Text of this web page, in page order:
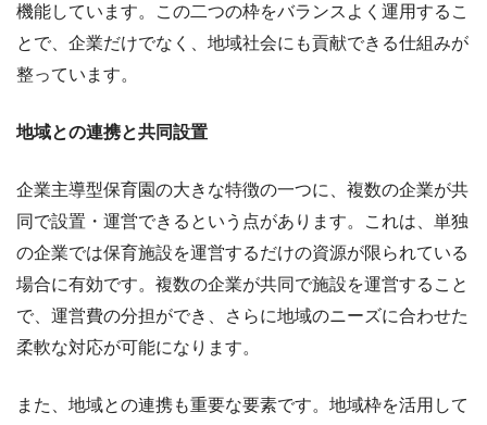
機能しています。この二つの枠をバランスよく運用するこ
とで、企業だけでなく、地域社会にも貢献できる仕組みが
整っています。
地域との連携と共同設置
企業主導型保育園の大きな特徴の一つに、複数の企業が共
同で設置・運営できるという点があります。これは、単独
の企業では保育施設を運営するだけの資源が限られている
場合に有効です。複数の企業が共同で施設を運営すること
で、運営費の分担ができ、さらに地域のニーズに合わせた
柔軟な対応が可能になります。
また、地域との連携も重要な要素です。地域枠を活用して